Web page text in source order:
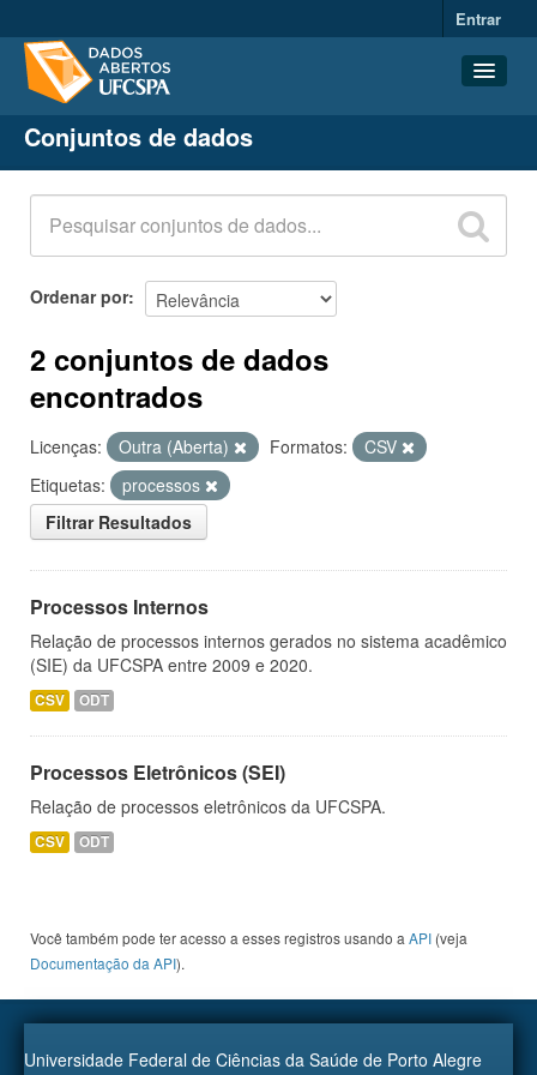
Entrar
Conjuntos de dados
Organizações
Grupos
Sobre
Conjuntos de dados
Ordenar por
2 conjuntos de dados
encontrados
Licenças: Outra (Aberta) Formatos:
CSV
Etiquetas:
processos
Filtrar Resultados
Processos Internos
Relação de processos internos gerados no sistema acadêmico
(SIE) da UFCSPA entre 2009 e 2020.
CSV ODT
Processos Eletrônicos (SEI)
Relação de processos eletrônicos da UFCSPA.
CSV ODT
Você também pode ter acesso a esses registros usando a API (veja
Documentação da API).
Universidade Federal de Ciências da Saúde de Porto Alegre